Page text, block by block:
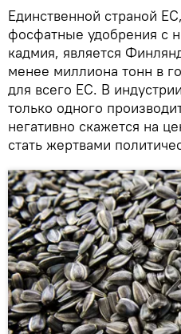
Единственной страной
фосфатные удобрения с
кадмия, является
менее миллиона тонн в
для всего ЕС. В
только одного
негативно скажется на
стать жертвами